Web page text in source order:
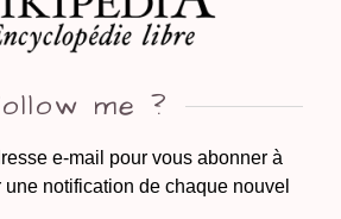
me ?
e-mail pour vous abonner à
notification de chaque nouvel